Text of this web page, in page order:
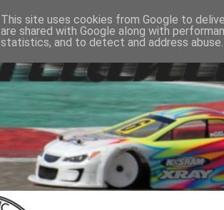
This site uses cookies from Google to
are shared with Google along with
statistics, and to detect and address abuse.